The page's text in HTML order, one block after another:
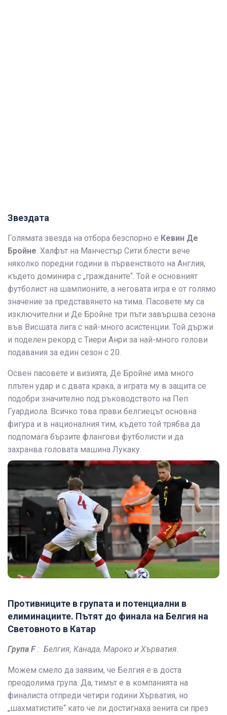
Звездата
Голямата звезда на отбора безспорно е Кевин Де
Бройне . Халфът на Манчестър Сити блести вече
няколко поредни години в първенството на Англия,
където доминира с „гражданите“. Той е основният
футболист на шампионите, а неговата игра е от голямо
значение за представянето на тима. Пасовете му са
изключителни и Де Бройне три пъти завършва сезона
във Висшата лига с най-много асистенции. Той държи
и поделен рекорд с Тиери Анри за най-много голови
подавания за един сезон с 20.
Освен пасовете и визията, Де Бройне има много
плътен удар и с двата крака, а играта му в защита се
подобри значително под ръководството на Пеп
Гуардиола. Всичко това прави белгиецът основна
фигура и в националния тим, където той трябва да
подпомага бързите флангови футболисти и да
захранва головата машина Лукаку.
Противниците в групата и потенциални в
елиминациите. Пътят до финала на Белгия на
Световното в Катар
Група F : Белгия, Канада, Мароко и Хърватия.
Можем смело да заявим, че Белгия е в доста
преодолима група. Да, тимът е в компанията на
финалиста отпреди четири години Хърватия, но
„шахматистите“ като че ли достигнаха зенита си през